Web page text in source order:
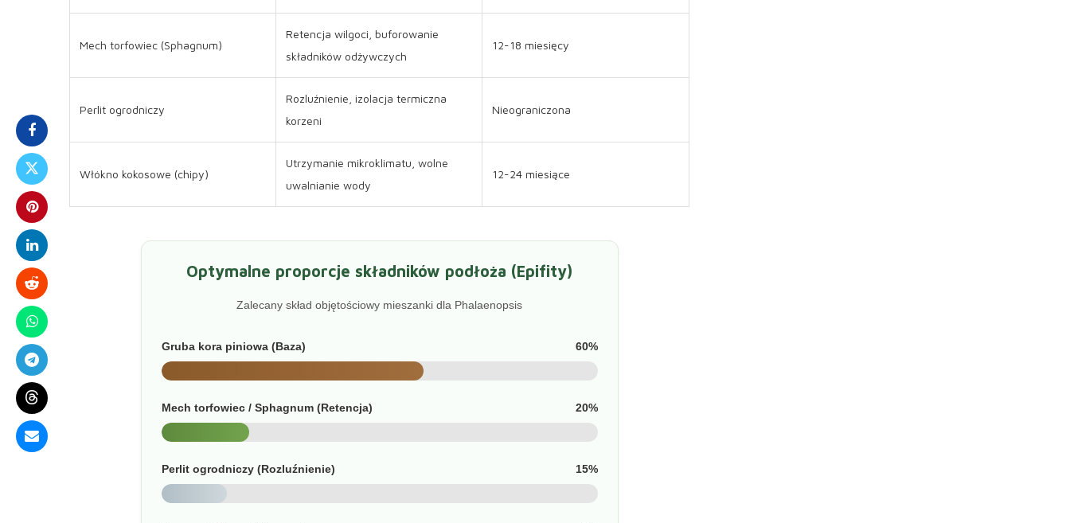
Mech torfowiec (Sphagnum)
Retencja wilgoci, buforowanie
składników odżywczych
12-18 miesięcy
Perlit ogrodniczy
Rozluźnienie, izolacja termiczna
korzeni
Nieograniczona
Włókno kokosowe (chipy)
Utrzymanie mikroklimatu, wolne
uwalnianie wody
12-24 miesiące
Optymalne proporcje składników podłoża (Epifity)
Zalecany skład objętościowy mieszanki dla Phalaenopsis
Gruba kora piniowa (Baza) 60%
Mech torfowiec / Sphagnum (Retencja) 20%
Perlit ogrodniczy (Rozluźnienie) 15%